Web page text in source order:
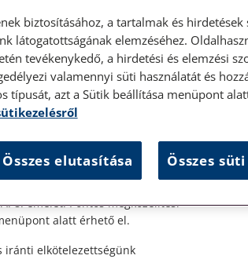
előzetes időpontegyeztetés
8. emelet. Pontos megközelítési
alatt érhető el.
iránti elkötelezettségünk
biztosításához, a tartalmak és hirdetések
látogatottságának elemzéséhez.
tevékenykedő, a hirdetési és elemzési
valamennyi süti használatát és
típusát, azt a Sütik beállítása menüpont
Összes elutasítása Összes